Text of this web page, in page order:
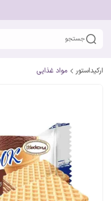
جستجو
ارکیداستور مواد غذایی